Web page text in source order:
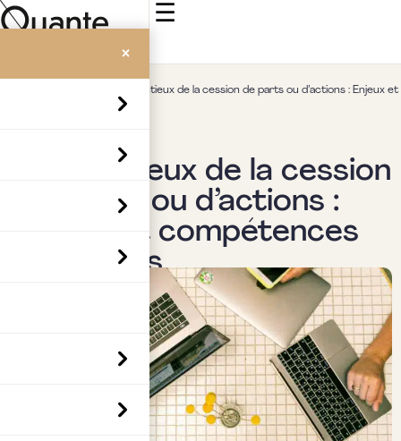
☰
×
Contentieux de la cession de parts ou d’actions : Enjeux et
compétences judiciaires
Actualités & veille
Contentieux de la cession
de parts ou d’actions :
Enjeux et compétences
judiciaires